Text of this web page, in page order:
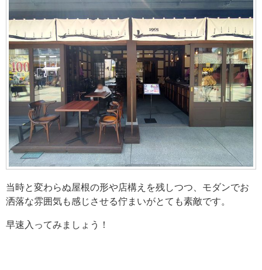
当時と変わらぬ屋根の形や店構えを残しつつ、モダンでお
洒落な雰囲気も感じさせる佇まいがとても素敵です。
早速入ってみましょう！